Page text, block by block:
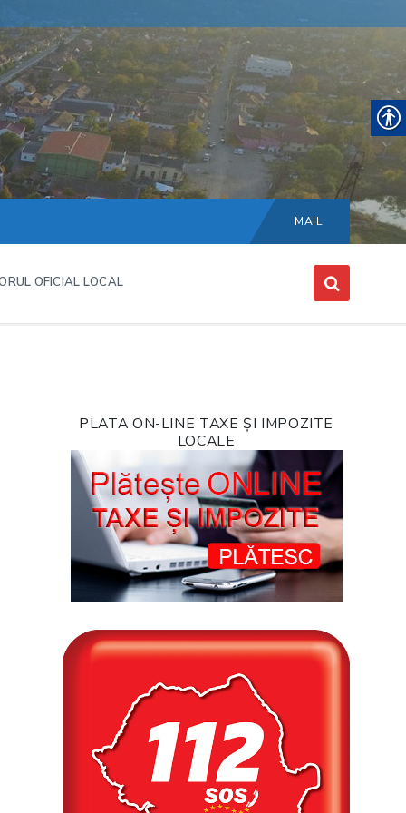
Choose
language:
MAIL
OFICIAL LOCAL
PLATA ON-LINE TAXE ȘI IMPOZITE
LOCALE